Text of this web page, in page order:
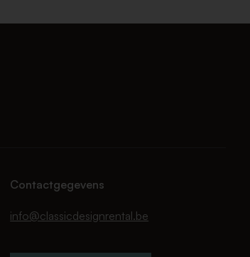
Contactgegevens
info@classicdesignrental.be